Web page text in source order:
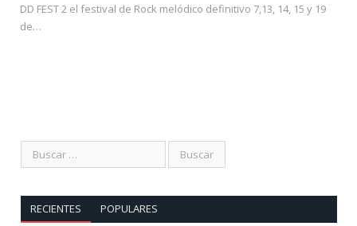
DD FEST 2 el festival de Rock melódico definitivo 7,13, 14, 15 y 19
de…
RECIENTES POPULARES